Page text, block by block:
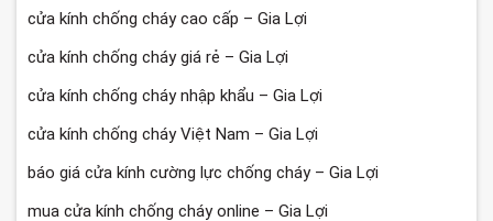
cửa kính chống cháy cao cấp – Gia Lợi
cửa kính chống cháy giá rẻ – Gia Lợi
cửa kính chống cháy nhập khẩu – Gia Lợi
cửa kính chống cháy Việt Nam – Gia Lợi
báo giá cửa kính cường lực chống cháy – Gia Lợi
mua cửa kính chống cháy online – Gia Lợi